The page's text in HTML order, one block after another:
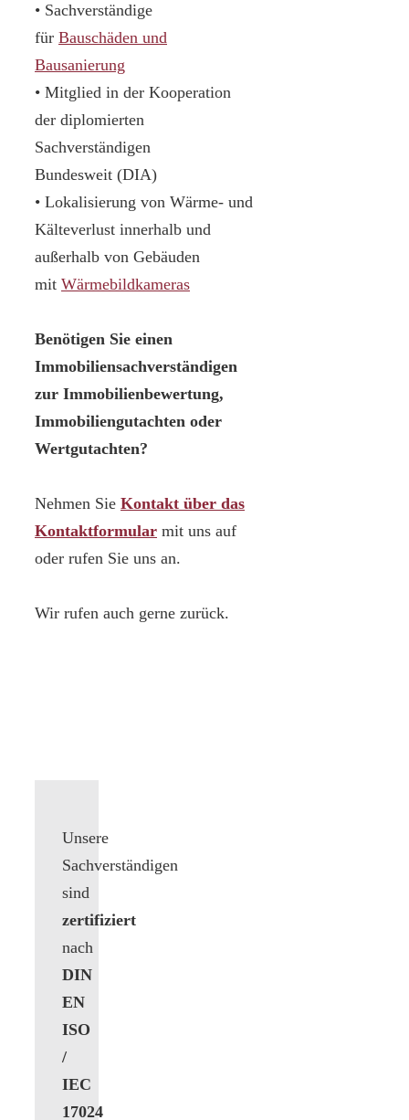
• Sachverständige
für Bauschäden und
Bausanierung
• Mitglied in der Kooperation
der diplomierten
Sachverständigen
Bundesweit (DIA)
• Lokalisierung von Wärme- und
Kälteverlust innerhalb und
außerhalb von Gebäuden
mit Wärmebildkameras
Benötigen Sie einen
Immobiliensachverständigen
zur Immobilienbewertung,
Immobiliengutachten oder
Wertgutachten?
Nehmen Sie Kontakt über das
Kontaktformular mit uns auf
oder rufen Sie uns an.
Wir rufen auch gerne zurück.
Unsere
Sachverständigen
sind
zertifiziert
nach
DIN
EN
ISO
/
IEC
17024